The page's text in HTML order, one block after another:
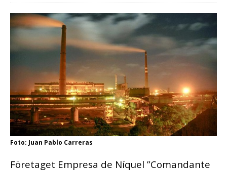
Foto: Juan Pablo Carreras
Företaget Empresa de Níquel ”Comandante